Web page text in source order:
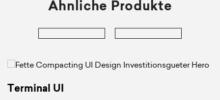
Ähnliche Produkte
Terminal UI